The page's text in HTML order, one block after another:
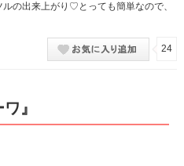
の出来上がり♡とっても簡単なので、
24
』